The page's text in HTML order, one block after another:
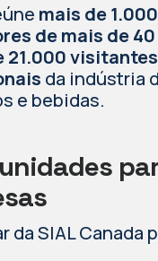
mais de 1.000
de mais de
21.000 visitantes
da indústria
e bebidas.
da SIAL Canada